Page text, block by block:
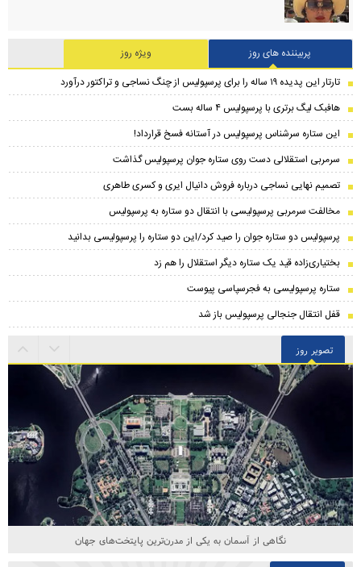
پربیننده های روز
ویژه روز
تارتار این پدیده ۱۹ ساله را برای پرسپولیس از چنگ نساجی و تراکتور درآورد
هافبک لیگ برتری با پرسپولیس ۴ ساله بست
این ستاره سرشناس پرسپولیس در آستانه فسخ قرارداد!
سرمربی استقلالی دست روی ستاره جوان پرسپولیس گذاشت
تصمیم نهایی نساجی درباره فروش دانیال ایری و کسری طاهری
مخالفت سرمربی پرسپولیسی با انتقال دو ستاره به پرسپولیس
پرسپولیس دو ستاره جوان را صید کرد/این دو ستاره را پرسپولیسی بدانید
بختیاری‌زاده قید یک ستاره دیگر استقلال را هم زد
ستاره پرسپولیسی به فجرسپاسی پیوست
قفل انتقال جنجالی پرسپولیس باز شد
تصویر روز
نگاهی از آسمان به یکی از مدرن‌ترین پایتخت‌های جهان